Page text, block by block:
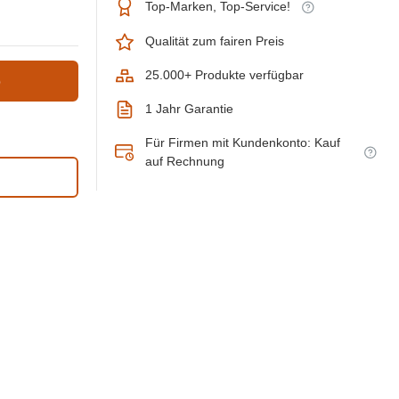
Top-Marken, Top-Service!
Qualität zum fairen Preis
25.000+ Produkte verfügbar
1 Jahr Garantie
Für Firmen mit Kundenkonto: Kauf
auf Rechnung